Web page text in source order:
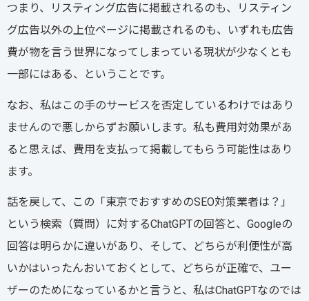
つまり、リスティング広告に掲載されるのも、リスティン
グ広告以外の上位ページに掲載されるのも、いずれも広告
費が物を言う世界になってしまっている現状が少なくとも
一部にはある、ということです。
なお、私はこの手のサービスを否定しているわけではあり
ませんので悪しからずお願いします。私も費用対効果があ
ると思えば、費用を支払って掲載してもらう可能性はあり
ます。
話を戻して、この「東京でおすすめのSEO対策業者は？」
という検索（質問）に対するChatGPTの回答と、Googleの
回答は明らかに違いがあり、そして、どちらが利便性が高
いかはいったんおいておくとして、どちらが正確で、ユー
ザーのためになっているかと言うと、私はChatGPTなのでは